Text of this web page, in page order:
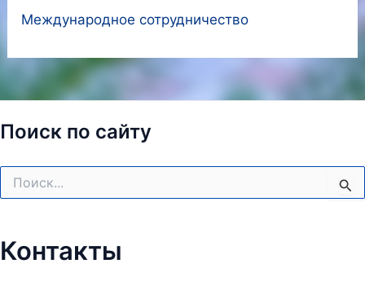
Международное сотрудничество
Поиск по сайту
Контакты